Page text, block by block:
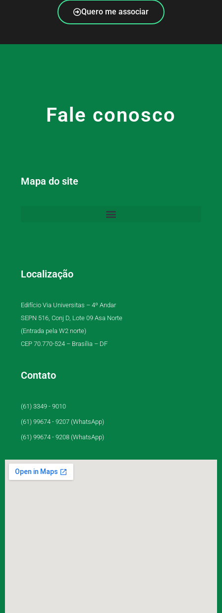
Quero me associar
Fale conosco
Mapa do site
Localização
Edifício Via Universitas – 4º Andar
SEPN 516, Conj D, Lote 09 Asa Norte
(Entrada pela W2 norte)
CEP 70.770-524 – Brasília – DF
Contato
(61) 3349 - 9010
(61) 99674 - 9207 (WhatsApp)
(61) 99674 - 9208 (WhatsApp)